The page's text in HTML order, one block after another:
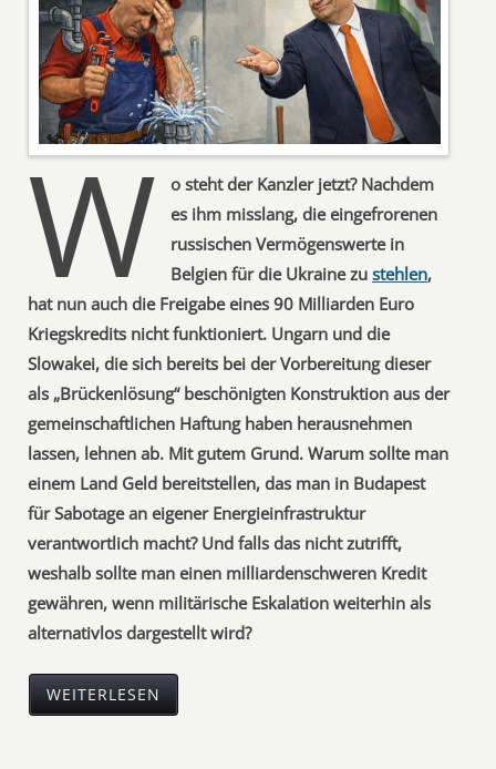
W
o steht der Kanzler jetzt? Nachdem
es ihm misslang, die eingefrorenen
russischen Vermögenswerte in
Belgien für die Ukraine zustehlen,
hat nun auch die Freigabe eines 90 Milliarden Euro
Kriegskredits nicht funktioniert. Ungarn und die
Slowakei, die sich bereits bei der Vorbereitung dieser
als „Brückenlösung“ beschönigten Konstruktion aus der
gemeinschaftlichen Haftung haben herausnehmen
lassen, lehnen ab. Mit gutem Grund. Warum sollte man
einem Land Geld bereitstellen, das man in Budapest
für Sabotage an eigener Energieinfrastruktur
verantwortlich macht? Und falls das nicht zutrifft,
weshalb sollte man einen milliardenschweren Kredit
gewähren, wenn militärische Eskalation weiterhin als
alternativlos dargestellt wird?
WEITERLESEN